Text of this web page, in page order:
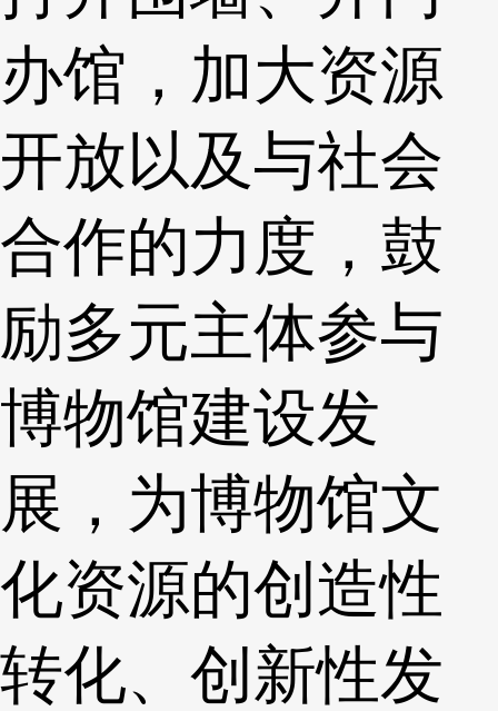
办馆，加大资源
开放以及与社会
合作的力度，鼓
励多元主体参与
博物馆建设发
展，为博物馆文
化资源的创造性
转化、创新性发